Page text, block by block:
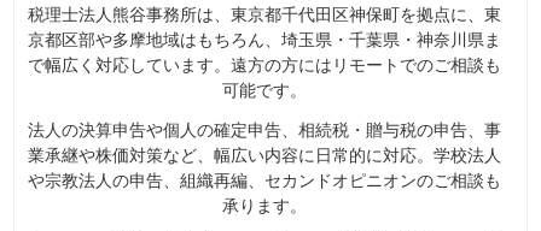
税理士法人熊谷事務所は、東京都千代田区神保町を拠点に、東
京都区部や多摩地域はもちろん、埼玉県・千葉県・神奈川県ま
で幅広く対応しています。遠方の方にはリモートでのご相談も
可能です。
法人の決算申告や個人の確定申告、相続税・贈与税の申告、事
業承継や株価対策など、幅広い内容に日常的に対応。学校法人
や宗教法人の申告、組織再編、セカンドオピニオンのご相談も
承ります。